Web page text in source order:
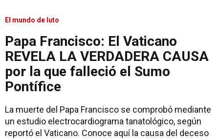
El mundo de luto
Papa Francisco: El Vaticano
REVELA LA VERDADERA CAUSA
por la que falleció el Sumo
Pontífice
La muerte del Papa Francisco se comprobó mediante
un estudio electrocardiograma tanatológico, según
reportó el Vaticano. Conoce aquí la causa del deceso